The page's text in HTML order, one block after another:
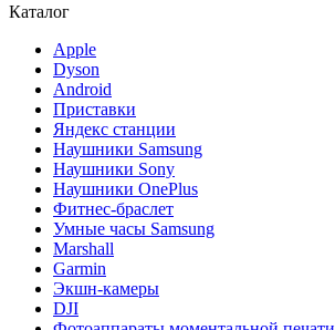
Каталог
Apple
Dyson
Android
Приставки
Яндекс станции
Наушники Samsung
Наушники Sony
Наушники OnePlus
Фитнес-браслет
Умные часы Samsung
Marshall
Garmin
Экшн-камеры
DJI